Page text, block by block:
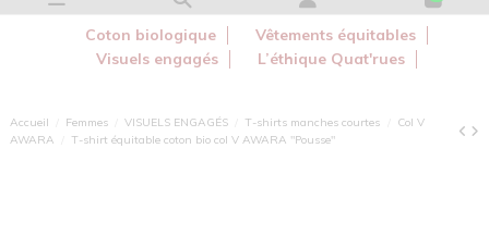
Coton biologique
Vêtements équitables
Visuels engagés
L’éthique Quat'rues
Accueil Femmes VISUELS ENGAGÉS T-shirts manches courtes
Col V
AWARA
T-shirt équitable coton bio col V AWARA "Pousse"